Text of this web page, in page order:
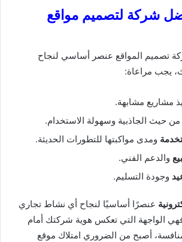
شركة لتصميم مواقع
تصميم المواقع عنصر أساسي لنجاح
يجب مراعاة:
مشاريع مشابهة.
من حيث الجاذبية وسهولة الاستخدام.
ومدى مواكبتها للتطورات الحديثة.
والدعم الفني.
وجودة التسليم.
عنصرًا أساسيًا لنجاح أي نشاط تجاري
الواجهة التي تعكس هوية شركتك أمام
أصبح من الضروري امتلاك موقع